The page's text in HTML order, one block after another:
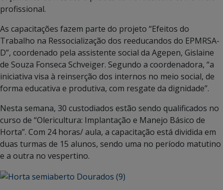
profissional.
As capacitações fazem parte do projeto “Efeitos do
Trabalho na Ressocialização dos reeducandos do EPMRSA-
D”, coordenado pela assistente social da Agepen, Gislaine
de Souza Fonseca Schveiger. Segundo a coordenadora, “a
iniciativa visa à reinserção dos internos no meio social, de
forma educativa e produtiva, com resgate da dignidade”.
Nesta semana, 30 custodiados estão sendo qualificados no
curso de “Olericultura: Implantação e Manejo Básico de
Horta”. Com 24 horas/ aula, a capacitação está dividida em
duas turmas de 15 alunos, sendo uma no período matutino
e a outra no vespertino.